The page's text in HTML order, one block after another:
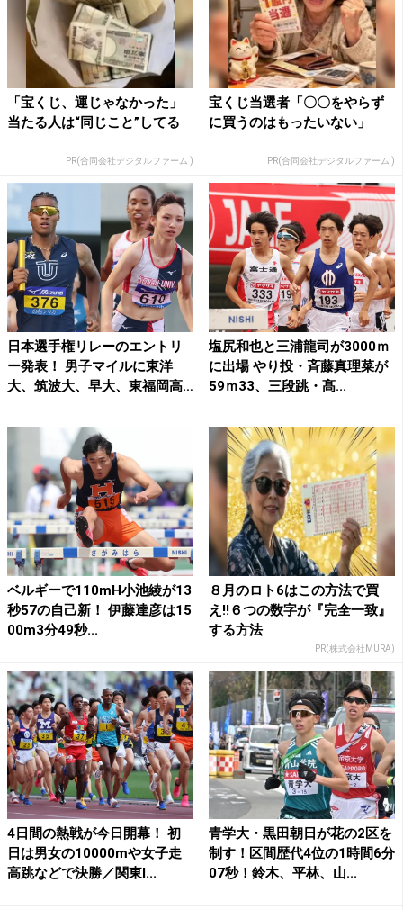
「宝くじ、運じゃなかった」
当たる人は“同じこと”してる
PR(合同会社デジタルファーム )
宝くじ当選者「〇〇をやらず
に買うのはもったいない」
PR(合同会社デジタルファーム )
日本選手権リレーのエントリ
ー発表！ 男子マイルに東洋
大、筑波大、早大、東福岡高
塩尻和也と三浦龍司が3000ｍ
に出場 やり投・斉藤真理菜が
59ｍ33、三段跳・髙...
ベルギーで110mH小池綾が13
秒57の自己新！ 伊藤達彦は15
00m3分49秒...
８月のロト6はこの方法で買
え!!６つの数字が『完全一致』
する方法
PR(株式会社MURA)
4日間の熱戦が今日開幕！ 初
日は男女の10000mや女子走
高跳などで決勝／関東I...
青学大・黒田朝日が花の2区を
制す！区間歴代4位の1時間6分
07秒！鈴木、平林、山...